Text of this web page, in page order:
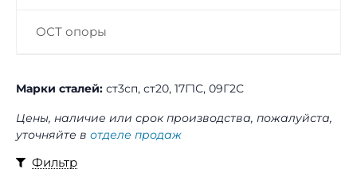
ОСТ опоры
Марки сталей: ст3сп, ст20, 17Г1С, 09Г2С
Цены, наличие или срок производства, пожалуйста,
уточняйте в отделе продаж
Фильтр